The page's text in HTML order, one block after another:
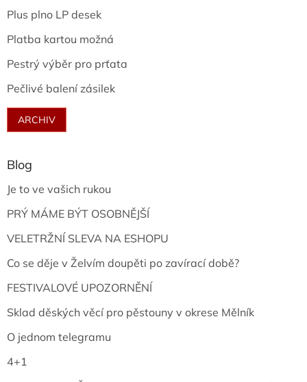
Plus plno LP desek
Platba kartou možná
Pestrý výběr pro prťata
Pečlivé balení zásilek
ARCHIV
Blog
Je to ve vašich rukou
PRÝ MÁME BÝT OSOBNĚJŠÍ
VELETRŽNÍ SLEVA NA ESHOPU
Co se děje v Želvím doupěti po zavírací době?
FESTIVALOVÉ UPOZORNĚNÍ
Sklad děských věcí pro pěstouny v okrese Mělník
O jednom telegramu
4+1